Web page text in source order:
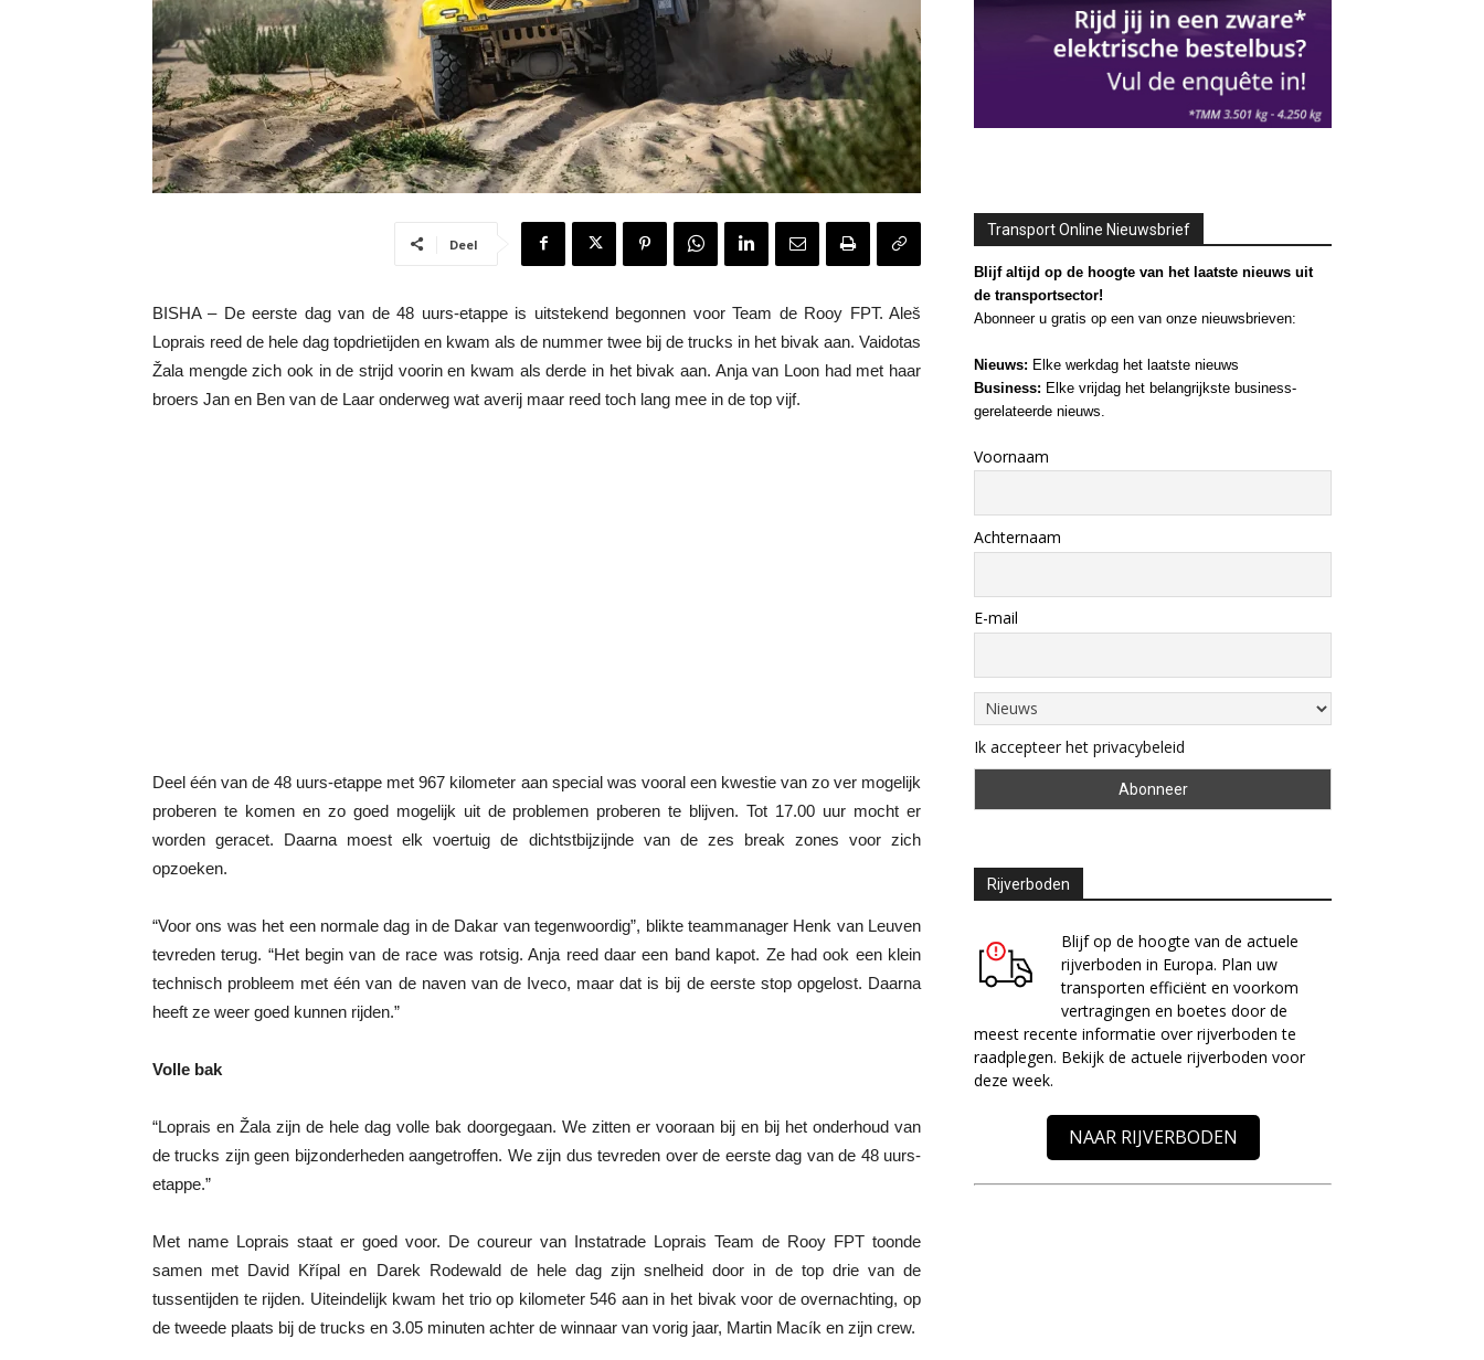
Deel
BISHA – De eerste dag van de 48 uurs-etappe is uitstekend begonnen voor Team de Rooy FPT. Aleš
Loprais reed de hele dag topdrietijden en kwam als de nummer twee bij de trucks in het bivak aan. Vaidotas
Žala mengde zich ook in de strijd voorin en kwam als derde in het bivak aan. Anja van Loon had met haar
broers Jan en Ben van de Laar onderweg wat averij maar reed toch lang mee in de top vijf.
Deel één van de 48 uurs-etappe met 967 kilometer aan special was vooral een kwestie van zo ver mogelijk
proberen te komen en zo goed mogelijk uit de problemen proberen te blijven. Tot 17.00 uur mocht er
worden geracet. Daarna moest elk voertuig de dichtstbijzijnde van de zes break zones voor zich
opzoeken.
“Voor ons was het een normale dag in de Dakar van tegenwoordig”, blikte teammanager Henk van Leuven
tevreden terug. “Het begin van de race was rotsig. Anja reed daar een band kapot. Ze had ook een klein
technisch probleem met één van de naven van de Iveco, maar dat is bij de eerste stop opgelost. Daarna
heeft ze weer goed kunnen rijden.”
Volle bak
“Loprais en Žala zijn de hele dag volle bak doorgegaan. We zitten er vooraan bij en bij het onderhoud van
de trucks zijn geen bijzonderheden aangetroffen. We zijn dus tevreden over de eerste dag van de 48 uurs-
etappe.”
Met name Loprais staat er goed voor. De coureur van Instatrade Loprais Team de Rooy FPT toonde
samen met David Křípal en Darek Rodewald de hele dag zijn snelheid door in de top drie van de
tussentijden te rijden. Uiteindelijk kwam het trio op kilometer 546 aan in het bivak voor de overnachting, op
de tweede plaats bij de trucks en 3.05 minuten achter de winnaar van vorig jaar, Martin Macík en zijn crew.
Transport Online Nieuwsbrief
Blijf altijd op de hoogte van het laatste nieuws uit
de transportsector!
Abonneer u gratis op een van onze nieuwsbrieven:
Nieuws: Elke werkdag het laatste nieuws
Business: Elke vrijdag het belangrijkste business-
gerelateerde nieuws.
Voornaam
Achternaam
E-mail
Ik accepteer het privacybeleid
Rijverboden
Blijf op de hoogte van de actuele
rijverboden in Europa. Plan uw
transporten efficiënt en voorkom
vertragingen en boetes door de
meest recente informatie over rijverboden te
raadplegen. Bekijk de actuele rijverboden voor
deze week.
NAAR RIJVERBODEN